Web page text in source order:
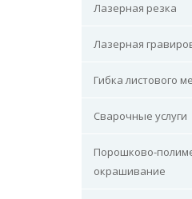
Лазерная резка
Лазерная
Гибка листового
Сварочные услуги
Порошково-
окрашивание